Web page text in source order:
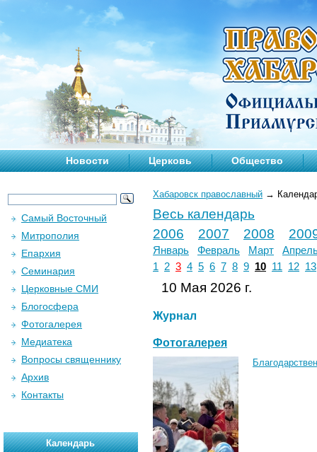
Новости Церковь Общество
Хабаровск православный →
Весь календарь
2006
2007 2008
Январь Февраль Март
1
2 3 4 5 6 7 8 9 10 11 12 13
10 Мая 2026 г.
Журнал
Фотогалерея
Самый Восточный
Митрополия
Епархия
Семинария
Церковные СМИ
Блогосфера
Фотогалерея
Медиатека
Вопросы священнику
Архив
Контакты
Календарь